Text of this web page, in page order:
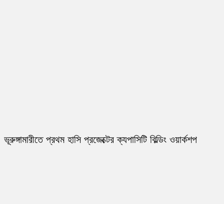
ভূরুঙ্গামারীতে প্রথম হাসি প্রজেক্টের ক্যপাসিটি বিল্ডিং ওয়ার্কশপ